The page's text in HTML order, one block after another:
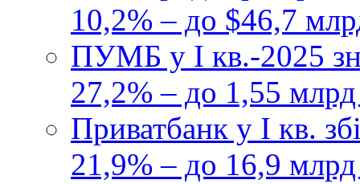
10,2% – до $46,7
ПУМБ у I кв.-2025
27,2% – до 1,55
Приватбанк у І кв.
21,9% – до 16,9